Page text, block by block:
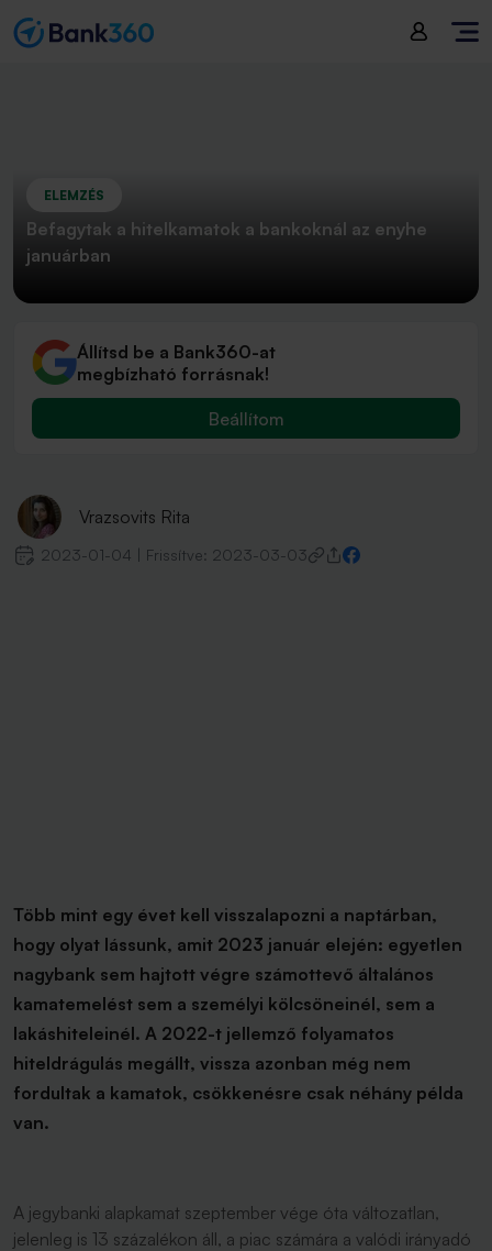
ELEMZÉS
Befagytak a hitelkamatok a bankoknál az enyhe
januárban
Állítsd be a Bank360-at
megbízható forrásnak!
Beállítom
Vrazsovits Rita
2023-01-04 Frissítve: 2023-03-03
Több mint egy évet kell visszalapozni a naptárban,
hogy olyat lássunk, amit 2023 január elején: egyetlen
nagybank sem hajtott végre számottevő általános
kamatemelést sem a személyi kölcsöneinél, sem a
lakáshiteleinél. A 2022-t jellemző folyamatos
hiteldrágulás megállt, vissza azonban még nem
fordultak a kamatok, csökkenésre csak néhány példa
van.
A jegybanki alapkamat szeptember vége óta változatlan,
jelenleg is 13 százalékon áll, a piac számára a valódi irányadó